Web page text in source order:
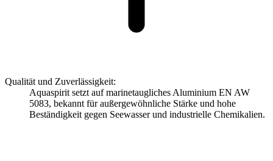
Qualität und Zuverlässigkeit:
Aquaspirit setzt auf marinetaugliches Aluminium EN AW
5083, bekannt für außergewöhnliche Stärke und hohe
Beständigkeit gegen Seewasser und industrielle Chemikalien.